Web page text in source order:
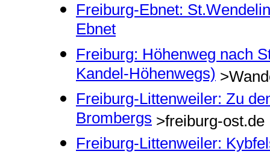
Freiburg-Ebnet:
Ebnet
Freiburg: Höhenweg nach
Kandel-Höhenwegs)
Freiburg-Littenweiler: Zu
Brombergs >freiburg-ost.de
Freiburg-Littenweiler: